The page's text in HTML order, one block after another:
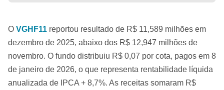
O VGHF11 reportou resultado de R$ 11,589 milhões em
dezembro de 2025, abaixo dos R$ 12,947 milhões de
novembro. O fundo distribuiu R$ 0,07 por cota, pagos em 8
de janeiro de 2026, o que representa rentabilidade líquida
anualizada de IPCA + 8,7%. As receitas somaram R$